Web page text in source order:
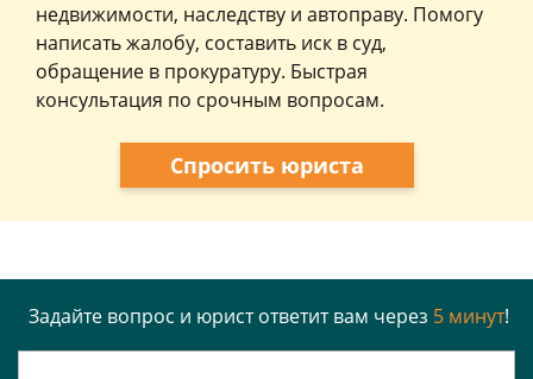
недвижимости, наследству и автоправу. Помогу
написать жалобу, составить иск в суд,
обращение в прокуратуру. Быстрая
консультация по срочным вопросам.
Спросить юриста
Задайте вопрос и юрист ответит вам через 5 минут!